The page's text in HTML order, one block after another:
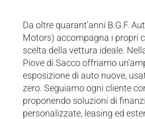
Da oltre quarant’anni B.G.F.
Motors) accompagna i propri
scelta della vettura ideale.
Piove di Sacco offriamo
esposizione di auto nuove,
zero. Seguiamo ogni cliente
proponendo soluzioni di
personalizzate, leasing ed